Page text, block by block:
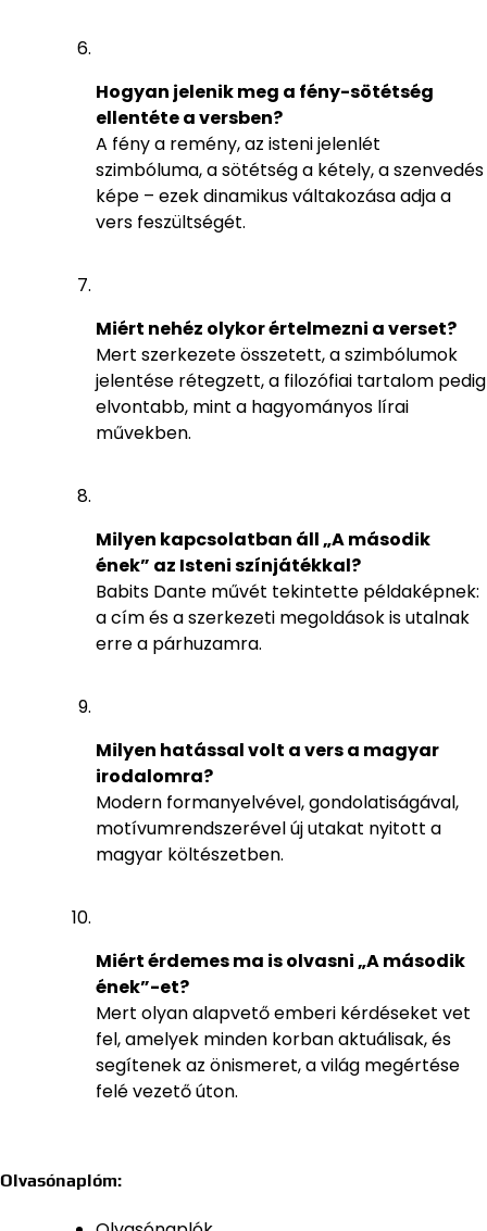
Hogyan jelenik meg a fény-sötétség
ellentéte a versben?
A fény a remény, az isteni jelenlét
szimbóluma, a sötétség a kétely, a szenvedés
képe – ezek dinamikus váltakozása adja a
vers feszültségét.
Miért nehéz olykor értelmezni a verset?
Mert szerkezete összetett, a szimbólumok
jelentése rétegzett, a filozófiai tartalom pedig
elvontabb, mint a hagyományos lírai
művekben.
Milyen kapcsolatban áll „A második
ének” az Isteni színjátékkal?
Babits Dante művét tekintette példaképnek:
a cím és a szerkezeti megoldások is utalnak
erre a párhuzamra.
Milyen hatással volt a vers a magyar
irodalomra?
Modern formanyelvével, gondolatiságával,
motívumrendszerével új utakat nyitott a
magyar költészetben.
Miért érdemes ma is olvasni „A második
ének”-et?
Mert olyan alapvető emberi kérdéseket vet
fel, amelyek minden korban aktuálisak, és
segítenek az önismeret, a világ megértése
felé vezető úton.
Olvasónaplóm: